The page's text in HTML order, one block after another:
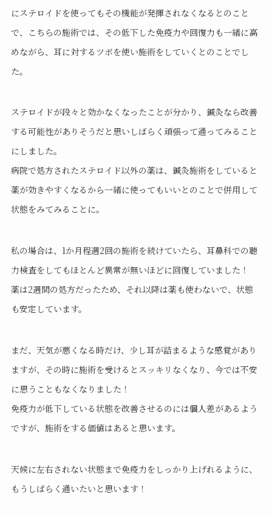
にステロイドを使っても その機能が発揮されなくなるとのこと
で、こちらの施術では、その低下した免疫力や回復力も一緒に高
めながら、耳に対するツボを使い施術をしていくとのことでし
た。
ステロイドが段々と効かなくなったことが分かり、鍼灸なら改善
する可能性がありそうだと思いしばらく頑張って通ってみること
にしました。
病院で処方されたステロイド以外の薬は、鍼灸施術をしていると
薬が効きやすくなるから一緒に使ってもいいとのことで併用して
状態をみてみることに。
私の場合は、1か月程週2回の施術を続けていたら、耳鼻科での聴
力検査をしてもほとんど異常が無いほどに回復していました！
薬は2週間の処方だったため、それ以降は薬も使わないで、状態
も安定しています。
まだ、天気が悪くなる時だけ、少し耳が詰まるような感覚があり
ますが、その時に施術を受けるとスッキリなくなり、今では不安
に思うこともなくなりました！
免疫力が低下している状態を改善させるのには個人差があるよう
ですが、施術をする価値はあると思います。
天候に左右されない状態まで免疫力をしっかり上げれるように、
もうしばらく通いたいと思います！